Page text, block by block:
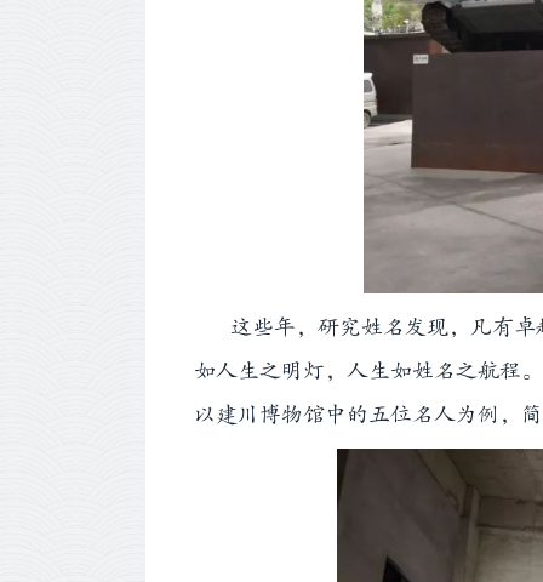
这些年，研究姓名发现，凡有卓
如人生之明灯，人生如姓名之航程
以建川博物馆中的五位名人为例，